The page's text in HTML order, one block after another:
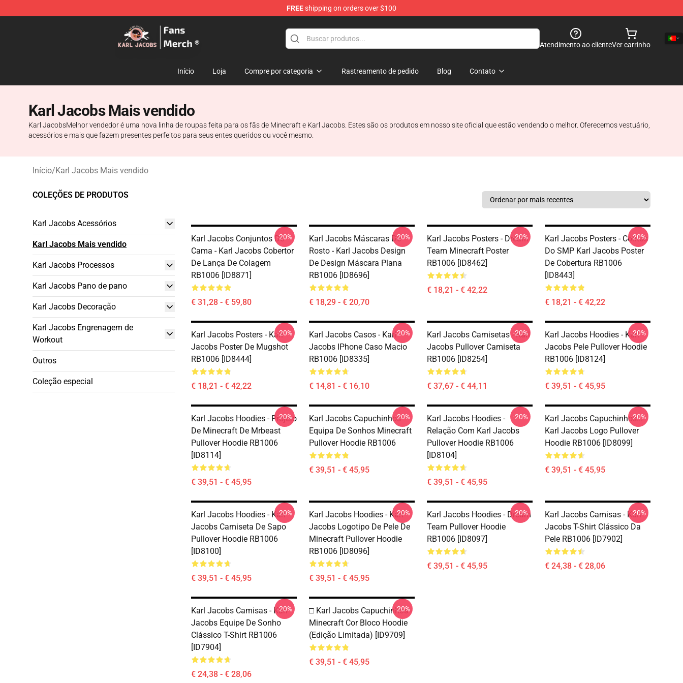
FREEshipping on orders over $100
Karl Jacobs Store - Official Karl Jacobs Merchandise Shop
Atendimento ao clienteVer carrinho
Início Loja Compre por categoria Rastreamento de pedido Blog Contato
Karl Jacobs Mais vendido
Karl JacobsMelhor vendedor é uma nova linha de roupas feita para os fãs de Minecraft e Karl Jacobs. Estes são os produtos em nosso site oficial que estão vendendo o melhor. Oferecemos vestuário,
acessórios e mais que fazem presentes perfeitos para seus entes queridos ou você mesmo.
Início/Karl Jacobs Mais vendido
COLEÇÕES DE PRODUTOS
Karl Jacobs Acessórios
Karl Jacobs Mais vendido
Karl Jacobs Processos
Karl Jacobs Pano de pano
Karl Jacobs Decoração
Karl Jacobs Engrenagem de
Workout
Outros
Coleção especial
Karl Jacobs Conjuntos De
Cama - Karl Jacobs Cobertor
De Lança De Colagem
RB1006 [ID8871]
€ 31,28 - € 59,80
-20%
Karl Jacobs Máscaras De
Rosto - Karl Jacobs Design
De Design Máscara Plana
RB1006 [ID8696]
€ 18,29 - € 20,70
-20%
Karl Jacobs Posters - Dream
Team Minecraft Poster
RB1006 [ID8462]
€ 18,21 - € 42,22
-20%
Karl Jacobs Posters - Contos
Do SMP Karl Jacobs Poster
De Cobertura RB1006
[ID8443]
€ 18,21 - € 42,22
-20%
Karl Jacobs Posters - Karl
Jacobs Poster De Mugshot
RB1006 [ID8444]
€ 18,21 - € 42,22
-20%
Karl Jacobs Casos - Karl
Jacobs IPhone Caso Macio
RB1006 [ID8335]
€ 14,81 - € 16,10
-20%
Karl Jacobs Camisetas - Karl
Jacobs Pullover Camiseta
RB1006 [ID8254]
€ 37,67 - € 44,11
-20%
Karl Jacobs Hoodies - Karl
Jacobs Pele Pullover Hoodie
RB1006 [ID8124]
€ 39,51 - € 45,95
-20%
Karl Jacobs Hoodies - Projeto
De Minecraft De Mrbeast
Pullover Hoodie RB1006
[ID8114]
€ 39,51 - € 45,95
-20%
Karl Jacobs Capuchinhos -
Equipa De Sonhos Minecraft
Pullover Hoodie RB1006
€ 39,51 - € 45,95
-20%
Karl Jacobs Hoodies -
Relação Com Karl Jacobs
Pullover Hoodie RB1006
[ID8104]
€ 39,51 - € 45,95
-20%
Karl Jacobs Capuchinhos...
Karl Jacobs Logo Pullover
Hoodie RB1006 [ID8099]
€ 39,51 - € 45,95
-20%
Karl Jacobs Hoodies - Karl
Jacobs Camiseta De Sapo
Pullover Hoodie RB1006
[ID8100]
€ 39,51 - € 45,95
-20%
Karl Jacobs Hoodies - Karl
Jacobs Logotipo De Pele De
Minecraft Pullover Hoodie
RB1006 [ID8096]
€ 39,51 - € 45,95
-20%
Karl Jacobs Hoodies - Dream
Team Pullover Hoodie
RB1006 [ID8097]
€ 39,51 - € 45,95
-20%
Karl Jacobs Camisas - Karl
Jacobs T-Shirt Clássico Da
Pele RB1006 [ID7902]
€ 24,38 - € 28,06
-20%
Karl Jacobs Camisas - Karl
Jacobs Equipe De Sonho
Clássico T-Shirt RB1006
[ID7904]
€ 24,38 - € 28,06
-20%
□ Karl Jacobs Capuchinhos -
Minecraft Cor Bloco Hoodie
(Edição Limitada) [ID9709]
€ 39,51 - € 45,95
-20%